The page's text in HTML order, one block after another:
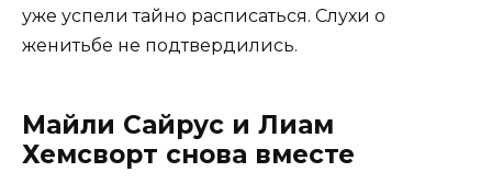
уже успели тайно расписаться. Слухи о
женитьбе не подтвердились.
Майли Сайрус и Лиам
Хемсворт снова вместе